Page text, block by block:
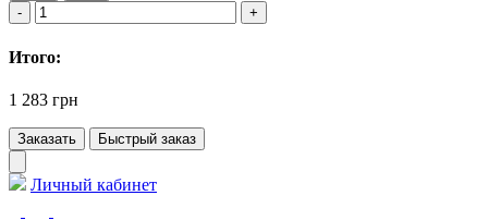
Итого:
1 283 грн
Заказать Быстрый заказ
Личный кабинет